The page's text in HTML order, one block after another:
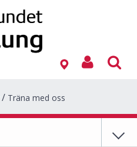
Träna med oss